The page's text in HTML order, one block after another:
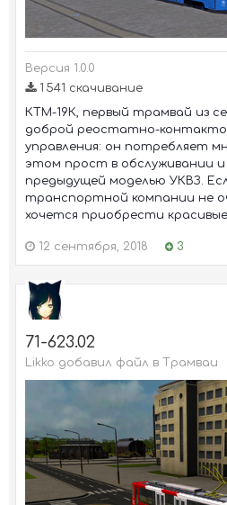
Версия 1.0.0
1 541 скачивание
КТМ-19К, первый трамвай из
доброй реостатно-
управления: он потребляет
этом прост в обслуживании
предыдущей моделью УКВЗ.
транспортной компании не
хочется приобрести красивые
12 сентября, 2018 3
71-623.02
Likko добавил файл в Трамваи